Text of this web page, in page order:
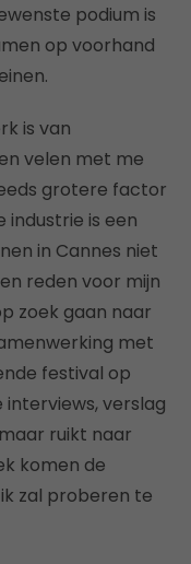
podium is
op voorhand
is van
velen met me
grotere factor
is een
in Cannes niet
reden voor mijn
zoek gaan naar
met
festival op
verslag
ruikt naar
komen de
zal proberen te